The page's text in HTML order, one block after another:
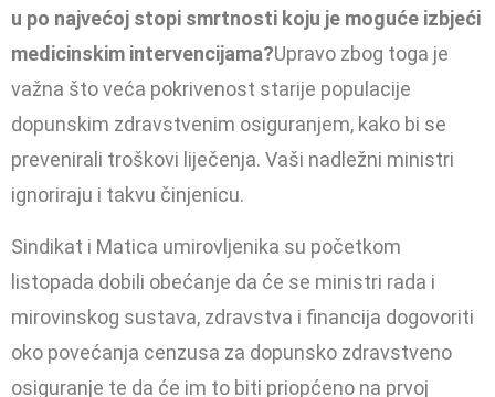
u po najvećoj stopi smrtnosti koju je moguće izbjeći
medicinskim intervencijama?Upravo zbog toga je
važna što veća pokrivenost starije populacije
dopunskim zdravstvenim osiguranjem, kako bi se
prevenirali troškovi liječenja. Vaši nadležni ministri
ignoriraju i takvu činjenicu.
Sindikat i Matica umirovljenika su početkom
listopada dobili obećanje da će se ministri rada i
mirovinskog sustava, zdravstva i financija dogovoriti
oko povećanja cenzusa za dopunsko zdravstveno
osiguranje te da će im to biti priopćeno na prvoj